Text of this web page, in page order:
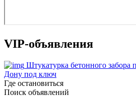
VIP-объявления
Штукатурка бетонного
Дону под ключ
Где остановиться
Поиск объявлений